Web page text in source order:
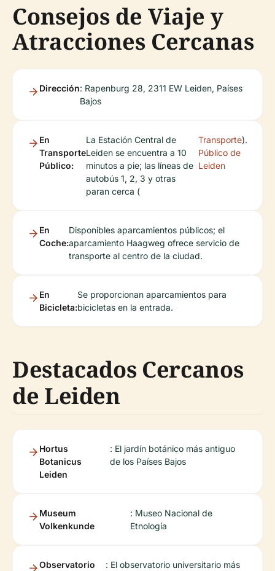
Consejos de Viaje y
Atracciones Cercanas
Dirección: Rapenburg 28, 2311 EW Leiden, Países
Bajos
En
Transporte
Público:
La Estación Central de
Leiden se encuentra a 10
minutos a pie; las líneas de
autobús 1, 2, 3 y otras
paran cerca (
Transporte
Público de
Leiden
).
En
Coche:
Disponibles aparcamientos públicos; el
aparcamiento Haagweg ofrece servicio de
transporte al centro de la ciudad.
En
Bicicleta:
Se proporcionan aparcamientos para
bicicletas en la entrada.
Destacados Cercanos
de Leiden
Hortus
Botanicus
Leiden
: El jardín botánico más antiguo
de los Países Bajos
Museum
Volkenkunde
: Museo Nacional de
Etnología
Observatorio
: El observatorio universitario más